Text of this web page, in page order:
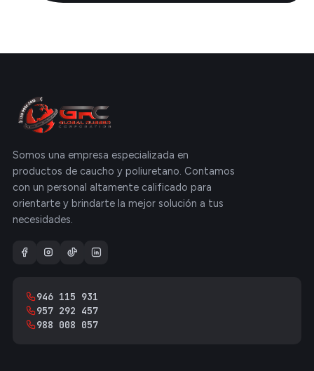
Somos una empresa especializada en
productos de caucho y poliuretano. Contamos
con un personal altamente calificado para
orientarte y brindarte la mejor solución a tus
necesidades.
946 115 931
957 292 457
988 008 057